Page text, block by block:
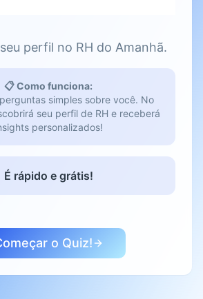
perfil no RH do Amanhã.
📋 Como funciona:
simples sobre você. No
seu perfil de RH e receberá
personalizados!
É rápido e grátis!
o Quiz!